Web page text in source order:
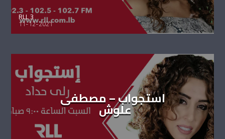
RLL 3
11-12-2021
استجواب – مصطفى
علوش